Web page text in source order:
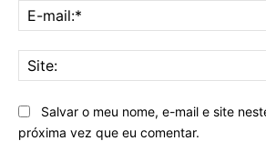
Salvar o meu nome, e-mail e site
próxima vez que eu comentar.